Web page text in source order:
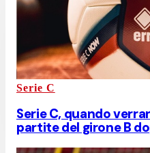
Serie C
Serie C, quando
partite del girone B